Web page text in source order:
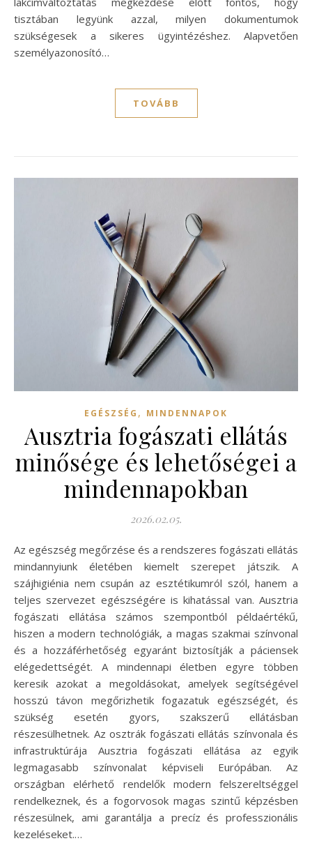
tisztában legyünk azzal, milyen dokumentumok
szükségesek a sikeres ügyintézéshez. Alapvetően
személyazonosító…
TOVÁBB
EGÉSZSÉG , MINDENNAPOK
Ausztria fogászati ellátás
minősége és lehetőségei a
mindennapokban
2026.02.05.
Az egészség megőrzése és a rendszeres fogászati ellátás
mindannyiunk életében kiemelt szerepet játszik. A
szájhigiénia nem csupán az esztétikumról szól, hanem a
teljes szervezet egészségére is kihatással van. Ausztria
fogászati ellátása számos szempontból példaértékű,
hiszen a modern technológiák, a magas szakmai színvonal
és a hozzáférhetőség egyaránt biztosítják a páciensek
elégedettségét. A mindennapi életben egyre többen
keresik azokat a megoldásokat, amelyek segítségével
hosszú távon megőrizhetik fogazatuk egészségét, és
szükség esetén gyors, szakszerű ellátásban
részesülhetnek. Az osztrák fogászati ellátás színvonala és
infrastruktúrája Ausztria fogászati ellátása az egyik
legmagasabb színvonalat képviseli Európában. Az
országban elérhető rendelők modern felszereltséggel
rendelkeznek, és a fogorvosok magas szintű képzésben
részesülnek, ami garantálja a precíz és professzionális
kezeléseket.…